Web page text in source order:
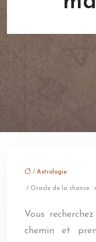
/ Astrologie
/ Oracle de la chance :
Vous
chemin et